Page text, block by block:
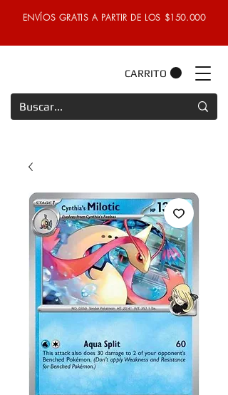
ENVÍOS GRATIS A PARTIR DE LOS $150.000
CARRITO